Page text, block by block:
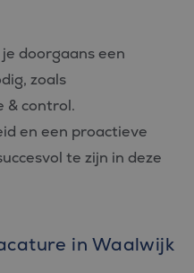
doorgaans een
zoals
& control.
en een proactieve
te zijn in deze
in Waalwijk